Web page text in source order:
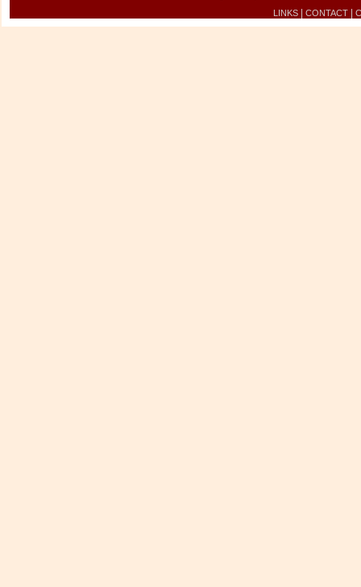
LINKS| CONTACT|